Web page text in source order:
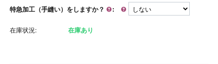
特急加工（手縫い）をしますか？ :
在庫状況: 在庫あり